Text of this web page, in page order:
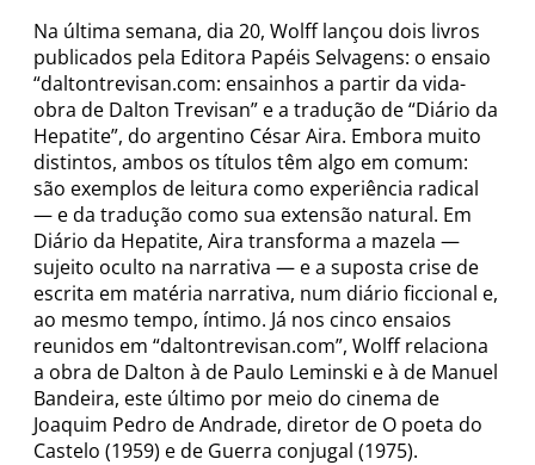
Na última semana, dia 20, Wolff lançou dois livros
publicados pela Editora Papéis Selvagens: o ensaio
“daltontrevisan.com: ensainhos a partir da vida-
obra de Dalton Trevisan” e a tradução de “Diário da
Hepatite”, do argentino César Aira. Embora muito
distintos, ambos os títulos têm algo em comum:
são exemplos de leitura como experiência radical
— e da tradução como sua extensão natural. Em
Diário da Hepatite, Aira transforma a mazela —
sujeito oculto na narrativa — e a suposta crise de
escrita em matéria narrativa, num diário ficcional e,
ao mesmo tempo, íntimo. Já nos cinco ensaios
reunidos em “daltontrevisan.com”, Wolff relaciona
a obra de Dalton à de Paulo Leminski e à de Manuel
Bandeira, este último por meio do cinema de
Joaquim Pedro de Andrade, diretor de O poeta do
Castelo (1959) e de Guerra conjugal (1975).